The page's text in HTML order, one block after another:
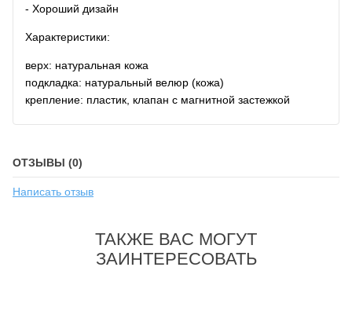
- Хороший дизайн
Характеристики:
верх: натуральная кожа
подкладка: натуральный велюр (кожа)
крепление: пластик, клапан с магнитной застежкой
ОТЗЫВЫ (0)
Написать отзыв
ТАКЖЕ ВАС МОГУТ
ЗАИНТЕРЕСОВАТЬ